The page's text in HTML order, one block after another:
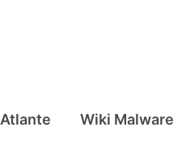
Atlante Wiki Malware